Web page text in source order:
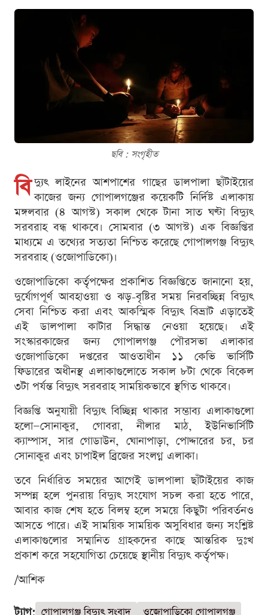
ছবি : সংগৃহীত
বি দ্যুৎ লাইনের আশপাশের গাছের ডালপালা ছাঁটাইয়ের
কাজের জন্য গোপালগঞ্জের কয়েকটি নির্দিষ্ট এলাকায়
মঙ্গলবার (৪ আগস্ট) সকাল থেকে টানা সাত ঘণ্টা বিদ্যুৎ
সরবরাহ বন্ধ থাকবে। সোমবার (৩ আগস্ট) এক বিজ্ঞপ্তির
মাধ্যমে এ তথ্যের সত্যতা নিশ্চিত করেছে গোপালগঞ্জ বিদ্যুৎ
সরবরাহ (ওজোপাডিকো)।
ওজোপাডিকো কর্তৃপক্ষের প্রকাশিত বিজ্ঞপ্তিতে জানানো হয়,
দুর্যোগপূর্ণ আবহাওয়া ও ঝড়-বৃষ্টির সময় নিরবচ্ছিন্ন বিদ্যুৎ
সেবা নিশ্চিত করা এবং আকস্মিক বিদ্যুৎ বিভ্রাট এড়াতেই
এই ডালপালা কাটার সিদ্ধান্ত নেওয়া হয়েছে। এই
সংস্কারকাজের জন্য গোপালগঞ্জ পৌরসভা এলাকার
ওজোপাডিকো দপ্তরের আওতাধীন ১১ কেভি ভার্সিটি
ফিডারের অধীনস্থ এলাকাগুলোতে সকাল ৮টা থেকে বিকেল
৩টা পর্যন্ত বিদ্যুৎ সরবরাহ সাময়িকভাবে স্থগিত থাকবে।
বিজ্ঞপ্তি অনুযায়ী বিদ্যুৎ বিচ্ছিন্ন থাকার সম্ভাব্য এলাকাগুলো
হলো—সোনাকুর, গোবরা, নীলার মাঠ, ইউনিভার্সিটি
ক্যাম্পাস, সার গোডাউন, ঘোনাপাড়া, পোদ্দারের চর, চর
সোনাকুর এবং চাপাইল ব্রিজের সংলগ্ন এলাকা।
তবে নির্ধারিত সময়ের আগেই ডালপালা ছাঁটাইয়ের কাজ
সম্পন্ন হলে পুনরায় বিদ্যুৎ সংযোগ সচল করা হতে পারে,
আবার কাজ শেষ হতে বিলম্ব হলে সময়ে কিছুটা পরিবর্তনও
আসতে পারে। এই সাময়িক সাময়িক অসুবিধার জন্য সংশ্লিষ্ট
এলাকাগুলোর সম্মানিত গ্রাহকদের কাছে আন্তরিক দুঃখ
প্রকাশ করে সহযোগিতা চেয়েছে স্থানীয় বিদ্যুৎ কর্তৃপক্ষ।
/আশিক